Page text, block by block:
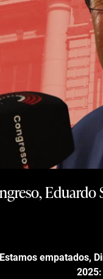
Estamos empatados,